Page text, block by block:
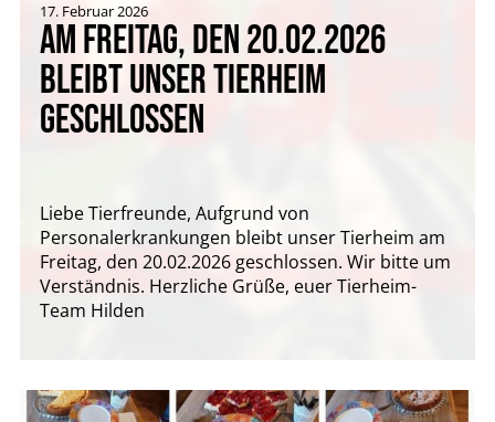
17. Februar 2026
AM FREITAG, DEN 20.02.2026
BLEIBT UNSER TIERHEIM
GESCHLOSSEN
Liebe Tierfreunde, Aufgrund von
Personalerkrankungen bleibt unser Tierheim am
Freitag, den 20.02.2026 geschlossen. Wir bitte um
Verständnis. Herzliche Grüße, euer Tierheim-
Team Hilden